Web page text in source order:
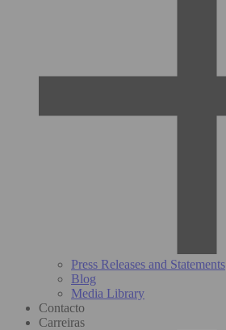
Press Releases and Statements
Blog
Media Library
Contacto
Carreiras